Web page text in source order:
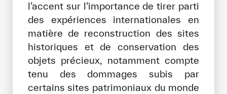
Contact
Contact
Bureaux de l’ICESCO
S’engager
l’accent sur l’importance de tirer parti
des expériences internationales en
matière de reconstruction des sites
historiques et de conservation des
objets précieux, notamment compte
tenu des dommages subis par
certains sites patrimoniaux du monde